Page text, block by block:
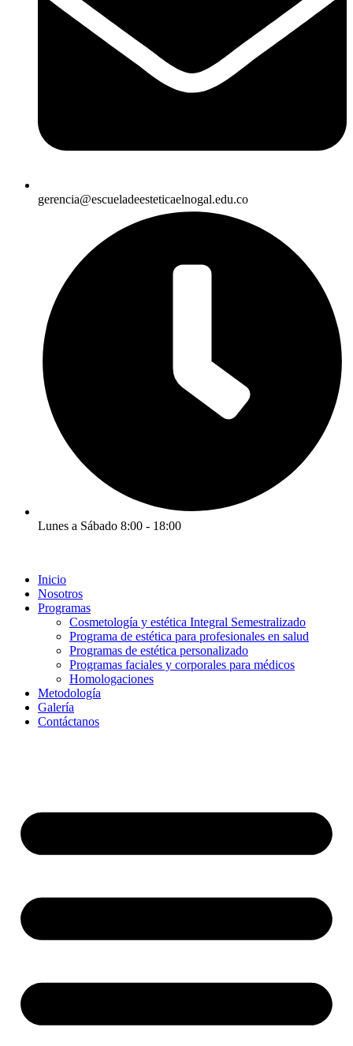
gerencia@escueladeesteticaelnogal.edu.co
Lunes a Sábado 8:00 - 18:00
Inicio
Nosotros
Programas
Cosmetología y estética Integral Semestralizado
Programa de estética para profesionales en salud
Programas de estética personalizado
Programas faciales y corporales para médicos
Homologaciones
Metodología
Galería
Contáctanos